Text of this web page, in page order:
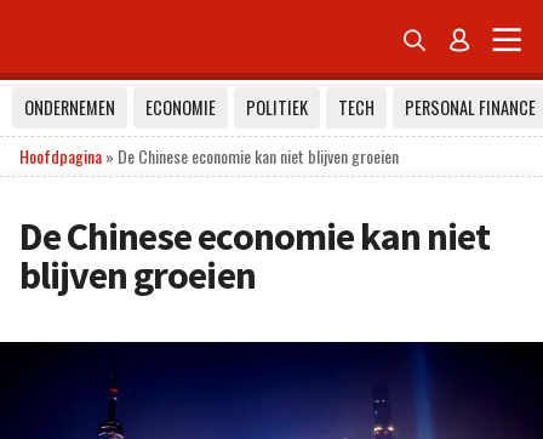
 
ONDERNEMEN ECONOMIE POLITIEK TECH
PERSONAL FINANCE
Hoofdpagina» De Chinese economie kan niet blijven groeien
De Chinese economie kan niet
blijven groeien